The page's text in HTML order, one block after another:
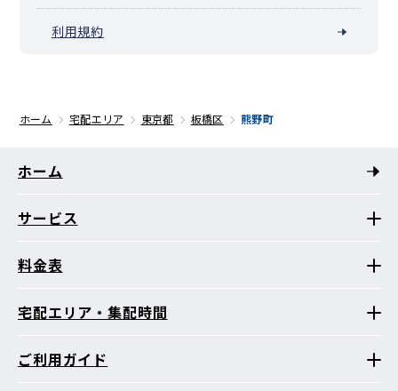
利用規約
ホーム 宅配エリア 東京都 板橋区 熊野町
ホーム
サービス
料金表
宅配エリア・集配時間
ご利用ガイド